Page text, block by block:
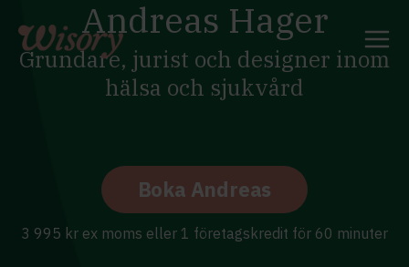
content
Andreas Hager
Grundare, jurist och designer inom
hälsa och sjukvård
Boka Andreas
3 995 kr ex moms eller 1 företagskredit för 60 minuter